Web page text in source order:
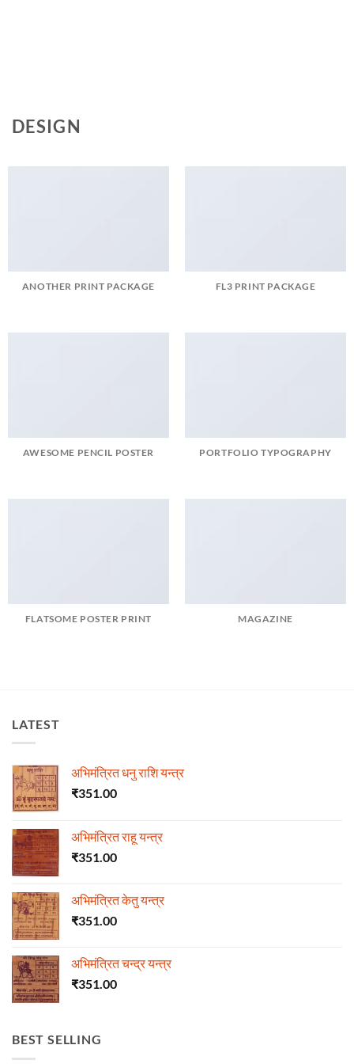
DESIGN
ANOTHER PRINT PACKAGE FL3 PRINT PACKAGE
AWESOME PENCIL POSTER PORTFOLIO TYPOGRAPHY
FLATSOME POSTER PRINT MAGAZINE
LATEST
अभिमंत्रित धनु राशि यन्त्र
₹351.00
अभिमंत्रित राहू यन्त्र
₹351.00
अभिमंत्रित केतु यन्त्र
₹351.00
अभिमंत्रित चन्द्र यन्त्र
₹351.00
BEST SELLING